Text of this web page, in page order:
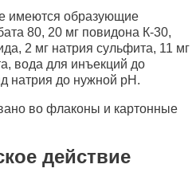
имеются образующие
80, 20 мг повидона К-30,
2 мг натрия сульфита, 11 мг
вода для инъекций до
натрия до нужной рН.
во флаконы и картонные
действие